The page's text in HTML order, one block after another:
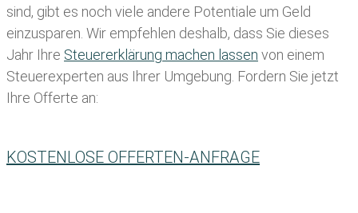
sind, gibt es noch viele andere Potentiale um Geld
einzusparen. Wir empfehlen deshalb, dass Sie dieses
Jahr Ihre Steuererklärung machen lassen von einem
Steuerexperten aus Ihrer Umgebung. Fordern Sie jetzt
Ihre Offerte an:
KOSTENLOSE OFFERTEN-ANFRAGE